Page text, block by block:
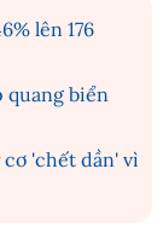
lên 176
quang biển
'chết dần' vì